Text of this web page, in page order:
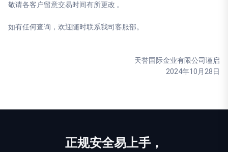
敬请各客户留意交易时间有所更改 。
如有任何查询，欢迎随时联系我司客服部。
天誉国际金业有限公司谨启
2024年10月28日
正规安全易上手，